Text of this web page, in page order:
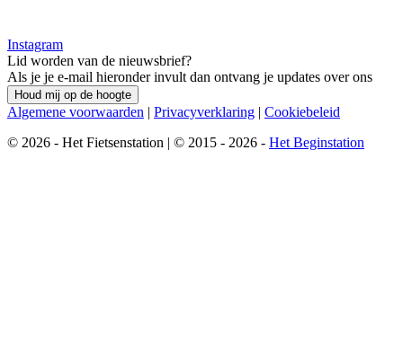
Instagram
Lid worden van de nieuwsbrief?
Als je je e-mail hieronder invult dan ontvang je updates over ons
Houd mij op de hoogte
Algemene voorwaarden Privacyverklaring
Cookiebeleid
© 2026 - Het Fietsenstation | © 2015 - 2026 - Het Beginstation